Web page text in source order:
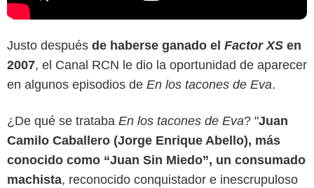
Justo después de haberse ganado el Factor XS en
2007, el Canal RCN le dio la oportunidad de aparecer
en algunos episodios de En los tacones de Eva.
¿De qué se trataba En los tacones de Eva? "Juan
Camilo Caballero (Jorge Enrique Abello), más
conocido como “Juan Sin Miedo”, un consumado
machista, reconocido conquistador e inescrupuloso